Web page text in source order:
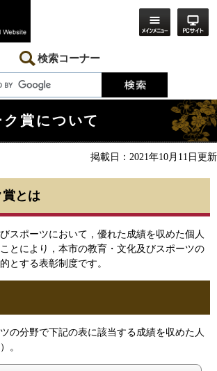
検索コーナー
ク賞について
掲載日：2021年10月11日更新
賞とは
スポーツにおいて，優れた成績を収めた個人
とにより，本市の教育・文化及びスポーツの
とする表彰制度です。
の分野で下記の表に該当する成績を収めた人
。